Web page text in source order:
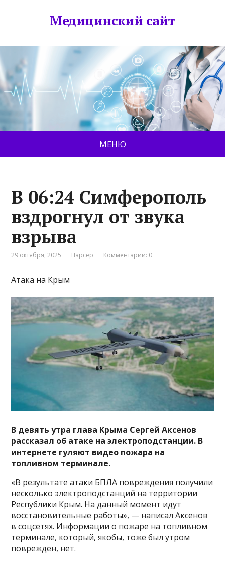
Медицинский сайт
МЕНЮ
В 06:24 Симферополь
вздрогнул от звука
взрыва
29 октября, 2025 Парсер Комментарии: 0
Атака на Крым
В девять утра глава Крыма Сергей Аксенов
рассказал об атаке на электроподстанции. В
интернете гуляют видео пожара на
топливном терминале.
«В результате атаки БПЛА повреждения получили
несколько электроподстанций на территории
Республики Крым. На данный момент идут
восстановительные работы», — написал Аксенов
в соцсетях. Информации о пожаре на топливном
терминале, который, якобы, тоже был утром
поврежден, нет.